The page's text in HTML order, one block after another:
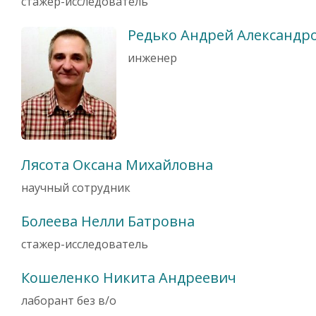
Редько Андрей
инженер
Лясота Оксана Михайловна
научный сотрудник
Болеева Нелли Батровна
стажер-исследователь
Кошеленко Никита Андреевич
лаборант без в/о